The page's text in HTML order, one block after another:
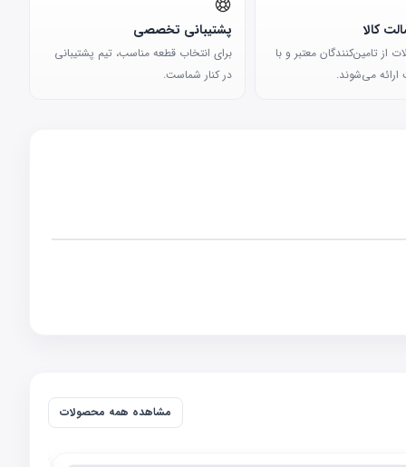
کالا
از تامین‌کنندگان معتبر و با
ارائه می‌شوند.
پشتیبانی تخصصی
برای انتخاب قطعه مناسب، تیم پشتیبانی
در کنار شماست.
مشاهده همه محصولات